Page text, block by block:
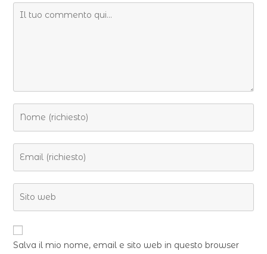
Salva il mio nome, email e sito web in questo browser